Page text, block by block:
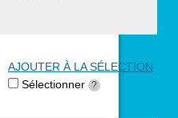
AJOUTER À LA SÉLECTION
Sélectionner ?